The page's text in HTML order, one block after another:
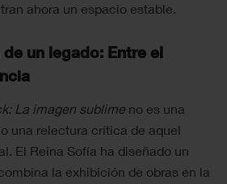
ahora un espacio estable.
un legado: Entre el
La imagen sublime no es una
una relectura crítica de aquel
El Reina Sofía ha diseñado un
la exhibición de obras en la